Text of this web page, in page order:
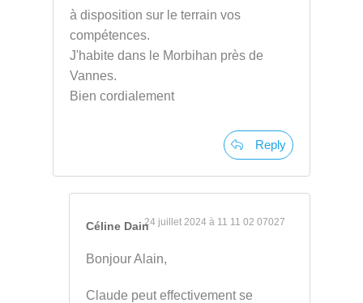
à disposition sur le terrain vos
compétences.
J'habite dans le Morbihan près de
Vannes.
Bien cordialement
Reply
Céline Dain24 juillet 2024 à 11 11 02 07027
Bonjour Alain,
Claude peut effectivement se